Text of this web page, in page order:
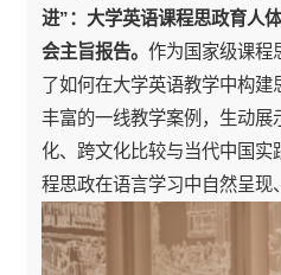
进”：大学英语课程思政育人
会主旨报告。作为国家级课程
了如何在大学英语教学中构
丰富的一线教学案例，生动展
化、跨文化比较与当代中国实
程思政在语言学习中自然呈现